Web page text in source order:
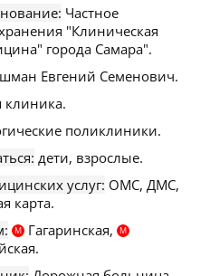
Частное
"Клиническая
города Самара".
Евгений Семенович.
клиника.
поликлиники.
дети, взрослые.
услуг: ОМС, ДМС,
карта.
М Гагаринская, М